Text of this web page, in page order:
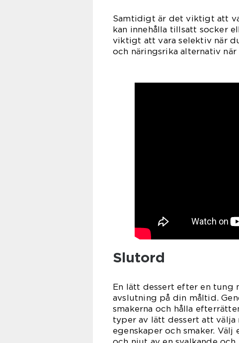
Samtidigt är det viktigt att
kan innehålla tillsatt socker
viktigt att vara selektiv när
och näringsrika alternativ
Slutord
En lätt dessert efter en tung
avslutning på din måltid.
smakerna och hålla
typer av lätt dessert att välja
egenskaper och smaker.